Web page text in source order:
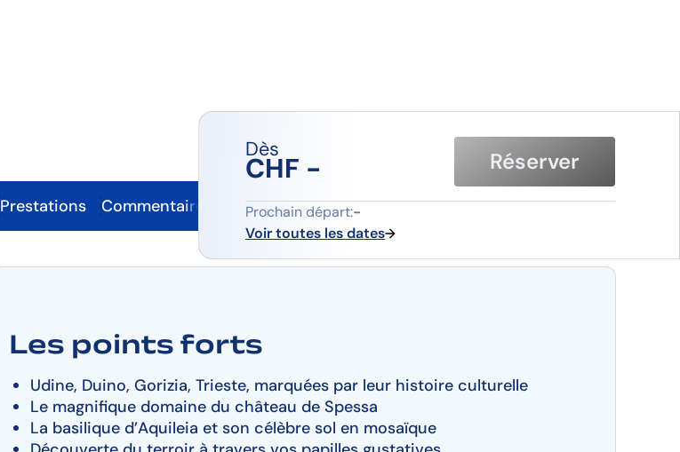
Prestations Commentaires Partager le voyage
Dès
CHF - Réserver
Prochain départ:-
Voir toutes les dates
Les points forts
Udine, Duino, Gorizia, Trieste, marquées par leur histoire culturelle
Le magnifique domaine du château de Spessa
La basilique d’Aquileia et son célèbre sol en mosaïque